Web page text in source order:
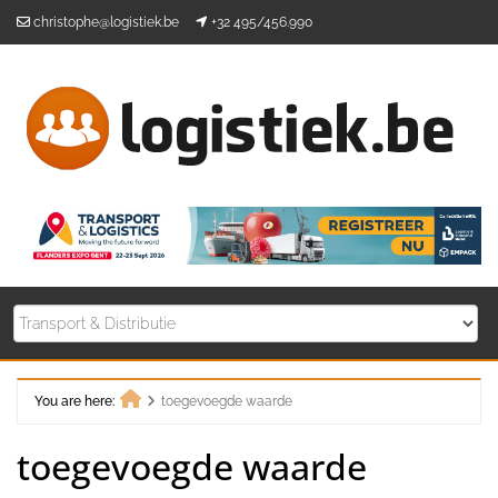
christophe@logistiek.be +32 495/456.990
You are here:
toegevoegde waarde
toegevoegde waarde